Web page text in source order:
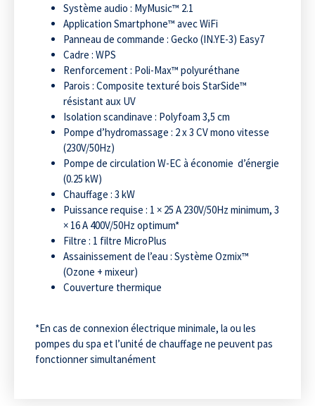
Système audio : MyMusic™ 2.1
Application Smartphone™ avec WiFi
Panneau de commande : Gecko (IN.YE-3) Easy7
Cadre : WPS
Renforcement : Poli-Max™ polyuréthane
Parois : Composite texturé bois StarSide™
résistant aux UV
Isolation scandinave : Polyfoam 3,5 cm
Pompe d’hydromassage : 2 x 3 CV mono vitesse
(230V/50Hz)
Pompe de circulation W-EC à économie d’énergie
(0.25 kW)
Chauffage : 3 kW
Puissance requise : 1 × 25 A 230V/50Hz minimum, 3
× 16 A 400V/50Hz optimum*
Filtre : 1 filtre MicroPlus
Assainissement de l’eau : Système Ozmix™
(Ozone + mixeur)
Couverture thermique
*En cas de connexion électrique minimale, la ou les
pompes du spa et l’unité de chauffage ne peuvent pas
fonctionner simultanément